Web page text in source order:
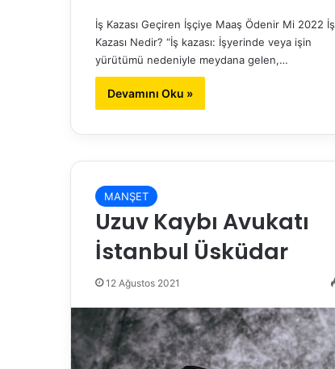
İş Kazası Geçiren İşçiye Maaş Ödenir Mi 2022 İş
Kazası Nedir? “İş kazası: İşyerinde veya işin
yürütümü nedeniyle meydana gelen,…
Devamını Oku »
MANŞET
Uzuv Kaybı Avukatı
İstanbul Üsküdar
12 Ağustos 2021